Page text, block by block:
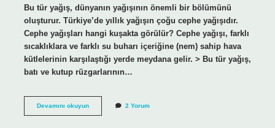
Bu tür yağış, dünyanın yağışının önemli bir bölümünü
oluşturur. Türkiye’de yıllık yağışın çoğu cephe yağışıdır.
Cephe yağışları hangi kuşakta görülür? Cephe yağışı, farklı
sıcaklıklara ve farklı su buharı içeriğine (nem) sahip hava
kütlelerinin karşılaştığı yerde meydana gelir. > Bu tür yağış,
batı ve kutup rüzgarlarının…
Devamını okuyunCephe
2 Yorum